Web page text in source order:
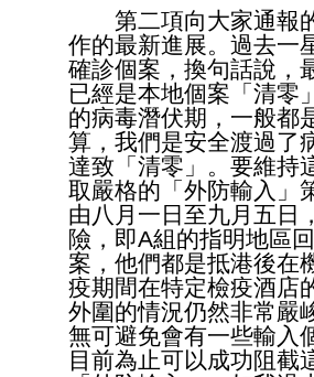
第二項向大家通報的
作的最新進展。過去一
確診個案，換句話說，
已經是本地個案「清零
的病毒潛伏期，一般都
算，我們是安全渡過了
達致「清零」。要維持
取嚴格的「外防輸入」
由八月一日至九月五日
險，即A組的指明地區
案，他們都是抵港後在
疫期間在特定檢疫酒店
外圍的情況仍然非常嚴
無可避免會有一些輸入
目前為止可以成功阻截